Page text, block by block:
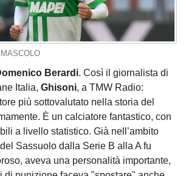
Berardi. Così il giornalista di
Italia, Ghisoni, a TMW Radio:
più sottovalutato nella storia del
È un calciatore fantastico, con
a livello statistico. Già nell’ambito
Sassuolo dalla Serie B alla A fu
aveva una personalità importante,